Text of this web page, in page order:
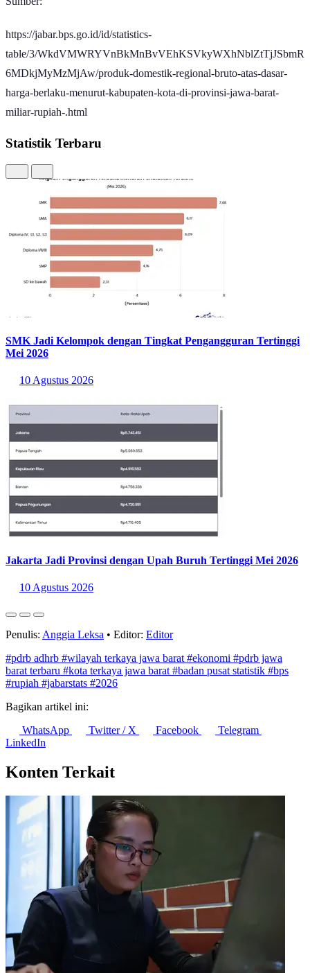
Cara untuk Meningkatkan PDRB
Sebagai informasi, untuk meningkatkan PDRB, pemerintah daerah
perlu berfokus pada percepatan investasi dan hilirisasi komoditas
pemberdayaan UMKM melalui digitalisasi dan kemudahan akses
pembiayaan agar sektor riil lebih bergeliat.
Selain itu, peningkatan kualitas SDM melalui pelatihan yang sesuai
dengan kebutuhan industri lokal dan optimalisasi penyerapan
anggaran belanja daerah (APBD) yang tepat sasaran akan menjadi
pendorong utama dalam menciptakan lapangan kerja baru,
ekonomi daerah secara berkelanjutan.
Baca Juga: Jakarta & Jatim Jadi Penyumbang Utama
Sumber:
https://jabar.bps.go.id/id/statistics-
table/3/WkdVMWRYVnBkMnBvVEhKSVkyWXhNblZtTjJSbmR
6MDkjMyMzMjAw/produk-domestik-regional-bruto-atas-dasar-
harga-berlaku-menurut-kabupaten-kota-di-provinsi-jawa-barat-
miliar-rupiah-.html
Statistik Terbaru
SMK Jadi Kelompok dengan Tingkat Pengangguran Tertinggi
Mei 2026
10 Agustus 2026